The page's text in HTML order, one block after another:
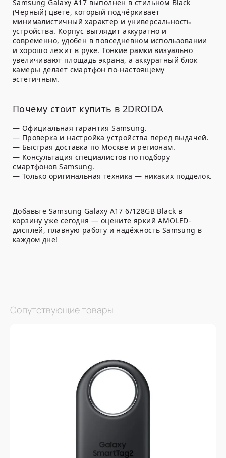
Samsung Galaxy A17 выполнен в стильном Black
(Черный) цвете, который подчёркивает
минималистичный характер и универсальность
устройства. Корпус выглядит аккуратно и
современно, удобен в повседневном использовании
и хорошо лежит в руке. Тонкие рамки визуально
увеличивают площадь экрана, а аккуратный блок
камеры делает смартфон по-настоящему
эстетичным.
Почему стоит купить в 2DROIDA
— Официальная гарантия Samsung.
— Проверка и настройка устройства перед выдачей.
— Быстрая доставка по Москве и регионам.
— Консультация специалистов по подбору
смартфонов Samsung.
— Только оригинальная техника — никаких подделок.
Добавьте Samsung Galaxy A17 6/128GB Black в
корзину уже сегодня — оцените яркий AMOLED-
дисплей, плавную работу и надёжность Samsung в
каждом дне!
Сопутствующие товары